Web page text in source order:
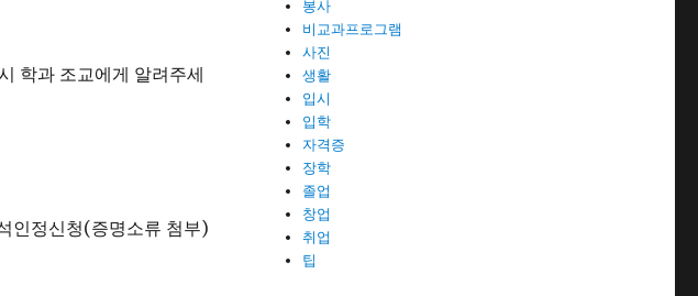
학과 조교에게 알려주세
인정신청(증명소류 첨부)
봉사
비교과프로그램
사진
생활
입시
입학
자격증
장학
졸업
창업
취업
팁